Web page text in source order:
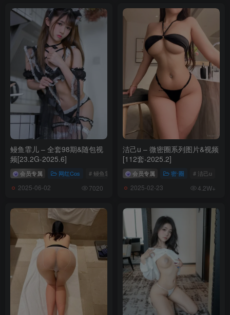
鳗鱼霏儿 – 全套98期&随包视
频[23.2G-2025.6]
会员专属 网红Cos # 鳗鱼霏儿
2025-06-02 7020
洁己u – 微密圈系列图片&视频
[112套-2025.2]
会员专属 密⋅圈 # 洁己u
2025-02-23 4.2W+